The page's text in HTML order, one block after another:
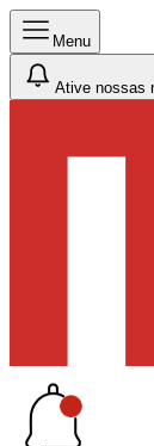
Menu
Ative nossas